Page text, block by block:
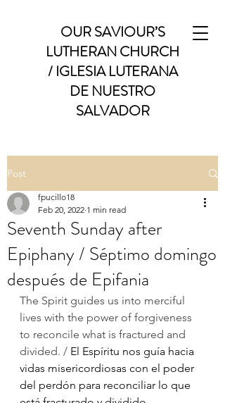
OUR SAVIOUR’S
LUTHERAN CHURCH
/ IGLESIA LUTERANA
DE NUESTRO
SALVADOR
Post
Seventh Sunday after
Epiphany / Séptimo domingo
después de Epifania
fpucillo18
Feb 20, 2022 1 min read
The Spirit guides us into merciful
lives with the power of forgiveness
to reconcile what is fractured and
divided. / El Espíritu nos guía hacia
vidas misericordiosas con el poder
del perdón para reconciliar lo que